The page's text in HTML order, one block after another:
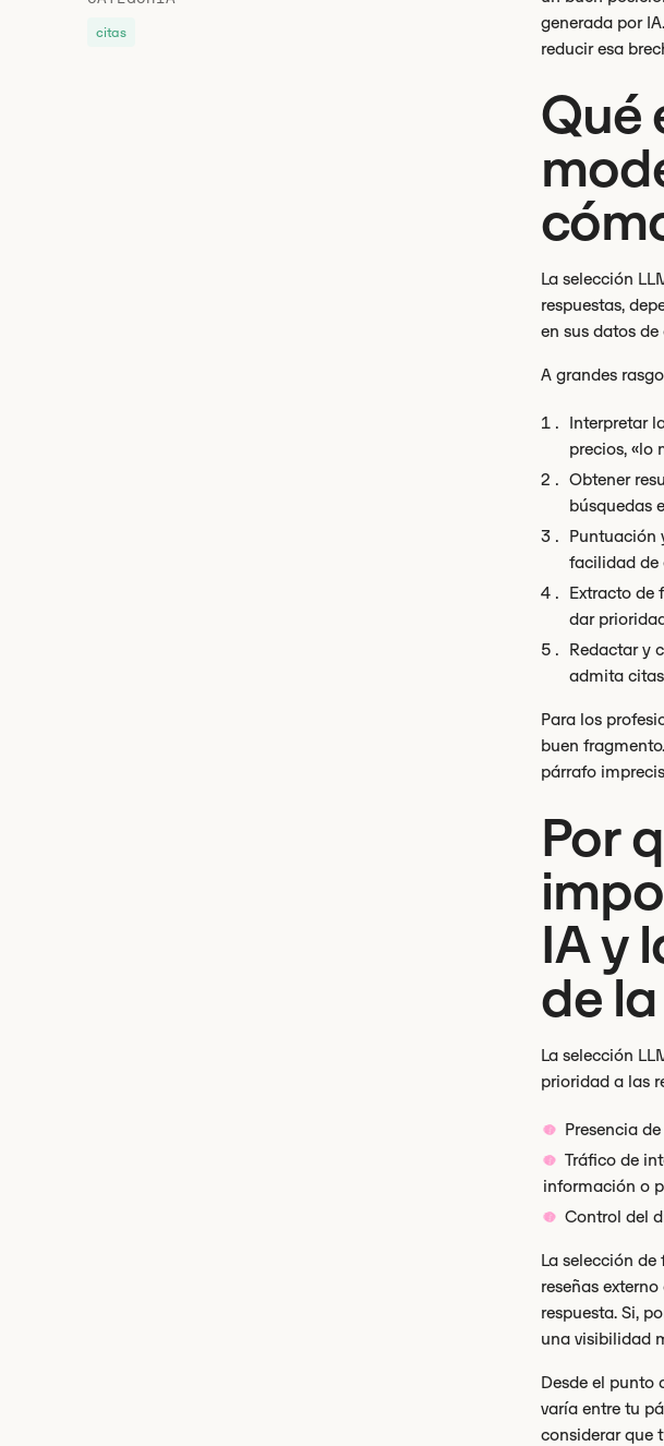
citas
generada por
reducir esa
Qué
La selección
respuestas,
en sus datos
A grandes
Interpretar
precios, «lo
Obtener
búsquedas
Puntuación
facilidad de
Extracto de
dar
Redactar y
admita
Para los
buen
párrafo
Por
IA y
de
La selección
prioridad a las
Presencia
Tráfico de
información o
Control del
La selección
reseñas
respuesta. Si,
una visibilidad
Desde el punto
varía entre tu
considerar que